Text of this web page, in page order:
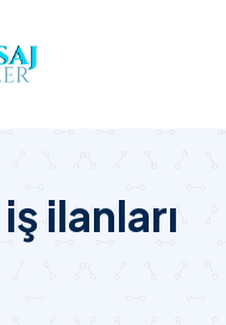
ilanları